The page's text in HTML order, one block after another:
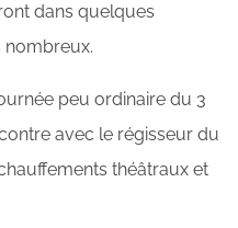
dans quelques
nombreux.
peu ordinaire du 3
avec le régisseur du
théâtraux et